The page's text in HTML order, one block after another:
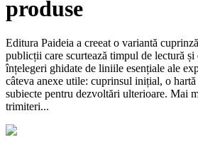
produse
Editura Paideia a creeat o variantă
publicții care scurtează timpul de lectură
înțelegeri ghidate de liniile esențiale ale
câteva anexe utile: cuprinsul inițial, o
subiecte pentru dezvoltări ulterioare. Mai
trimiteri...